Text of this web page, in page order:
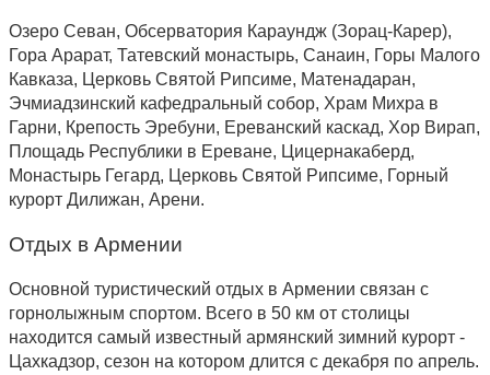
Озеро Севан, Обсерватория Караундж (Зорац-Карер),
Гора Арарат, Татевский монастырь, Санаин, Горы Малого
Кавказа, Церковь Святой Рипсиме, Матенадаран,
Эчмиадзинский кафедральный собор, Храм Михра в
Гарни, Крепость Эребуни, Ереванский каскад, Хор Вирап,
Площадь Республики в Ереване, Цицернакаберд,
Монастырь Гегард, Церковь Святой Рипсиме, Горный
курорт Дилижан, Арени.
Отдых в Армении
Основной туристический отдых в Армении связан с
горнолыжным спортом. Всего в 50 км от столицы
находится самый известный армянский зимний курорт -
Цахкадзор, сезон на котором длится с декабря по апрель.